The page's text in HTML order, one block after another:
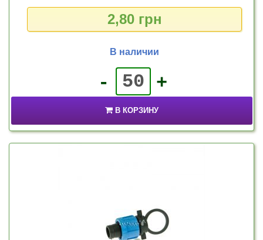
2,80 грн
В наличии
- +
В КОРЗИНУ